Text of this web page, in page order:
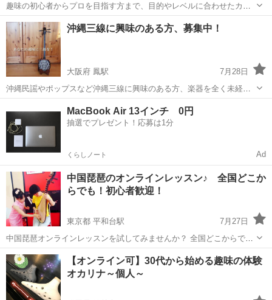
趣味の初心者からプロを目指す方まで、目的やレベルに合わせたカリ
キュラムでキメ細かいレッスンを行います。各人の長所を伸ばし、弱
点の補強を行い、作曲の実力と個性を伸ばしていきます。 固定制レッ
スンの長所は、生徒さんの特徴(個性、...
東京 新宿区 その他
沖縄三線に興味のある方、募集中！
大阪府 鳳駅
7月28日
沖縄民謡やポップスなど沖縄三線に興味のある方、楽器を全く未経験
者の方も大丈夫！ 私がそうでしたので、基本の基から教えます。 原則
1:1の個人レッスンとし、楽しむことを第一にと考えておりますので、
お気軽にお越し下さい。 ...
MacBook Air 13インチ 0円
抽選でプレゼント！応募は1分
くらしノート Ad
中国琵琶のオンラインレッスン♪ 全国どこか
らでも！初心者歓迎！
東京都 平和台駅
7月27日
中国琵琶オンラインレッスンを試してみませんか？ 全国どこからでも
ご利用いただけます。 ～～～～～～～～～～～～～～～～～～～～～
【中国琵琶教室】は、 対面とオンラインで中国琵琶のレッスンを行っ
ている音楽教室 ～～...
東京 練馬区 平和台駅 その他 琵琶
【オンライン可】30代から始める趣味の体験
オカリナ～個人～